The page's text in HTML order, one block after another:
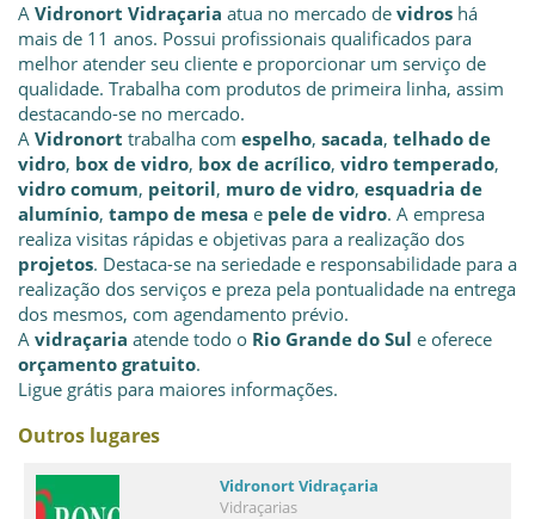
A Vidronort Vidraçaria atua no mercado de vidros há
mais de 11 anos. Possui profissionais qualificados para
melhor atender seu cliente e proporcionar um serviço de
qualidade. Trabalha com produtos de primeira linha, assim
destacando-se no mercado.
A Vidronort trabalha com espelho, sacada, telhado de
vidro, box de vidro, box de acrílico, vidro temperado,
vidro comum, peitoril, muro de vidro, esquadria de
alumínio, tampo de mesa e pele de vidro. A empresa
realiza visitas rápidas e objetivas para a realização dos
projetos. Destaca-se na seriedade e responsabilidade para a
realização dos serviços e preza pela pontualidade na entrega
dos mesmos, com agendamento prévio.
A vidraçaria atende todo o Rio Grande do Sul e oferece
orçamento gratuito.
Ligue grátis para maiores informações.
Outros lugares
Vidronort Vidraçaria
Vidraçarias